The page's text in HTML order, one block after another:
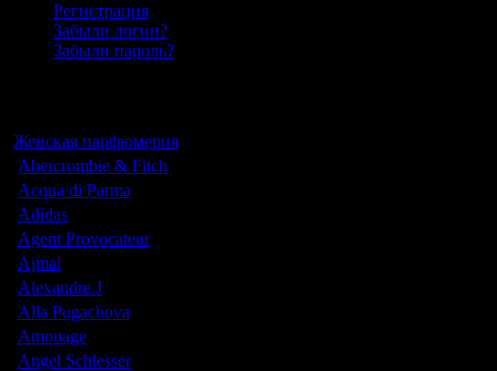
Регистрация
Забыли логин?
Забыли пароль?
Женская парфюмерия
Abercrombie & Fitch
Acqua di Parma
Adidas
Agent Provocateur
Ajmal
Alexandre.J
Alla Pugachova
Amouage
Angel Schlesser